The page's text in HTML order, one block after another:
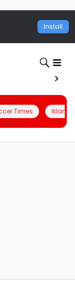
Install
Times Iklanin